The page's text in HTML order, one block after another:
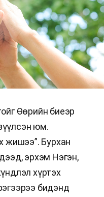
Өөрийн биеэр
юм.
жишээ”. Бурхан
эрхэм Нэгэн,
хүртэх
бидэнд